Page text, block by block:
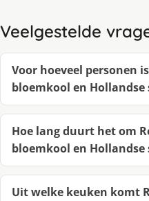
Veelgestelde
Voor hoeveel personen
bloemkool en Hollandse
Hoe lang duurt het om
bloemkool en
Uit welke keuken komt